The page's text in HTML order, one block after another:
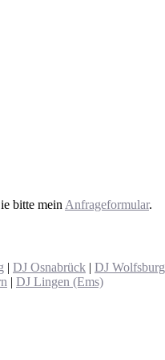
bitte mein Anfrageformular.
| DJ Osnabrück | DJ Wolfsburg
| DJ Lingen (Ems)